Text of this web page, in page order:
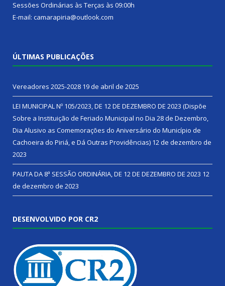
Sessões Ordinárias às Terças às 09:00h
E-mail: camarapiria@outlook.com
ÚLTIMAS PUBLICAÇÕES
Vereadores 2025-2028 19 de abril de 2025
LEI MUNICIPAL Nº 105/2023, DE 12 DE DEZEMBRO DE 2023 (Dispõe
Sobre a Instituição de Feriado Municipal no Dia 28 de Dezembro,
Dia Alusivo as Comemorações do Aniversário do Município de
Cachoeira do Piriá, e Dá Outras Providências) 12 de dezembro de
2023
PAUTA DA 8ª SESSÃO ORDINÁRIA, DE 12 DE DEZEMBRO DE 2023 12
de dezembro de 2023
DESENVOLVIDO POR CR2